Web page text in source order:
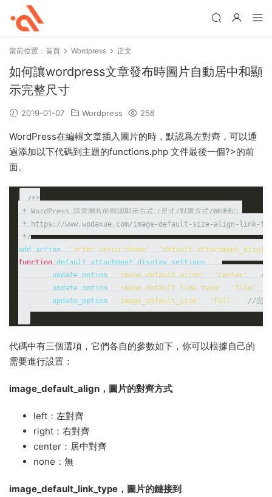
當前位置： 首頁 Wordpress 正文
如何讓wordpress文章發布時圖片自動居中和顯
示完整尺寸
2019-01-07 Wordpress 258
WordPress在編輯文章插入圖片的時，默認爲左對齊，可以通
過添加以下代碼到主題的functions.php 文件最後一個?>的前
面。
/**
* WordPress 設置圖片的默認顯示方式（尺寸/對齊方式/鏈接到）
* https://www.wpdaxue.com/image-default-size-align-link-
*/
add_action ( 'after_setup_theme' ,
function default_attachment_display_settings ()
{
	update_option
( 'image_default_align' , 'center' ); //
	update_option
( 'image_default_link_type' , 'file' );
	update_option
'image_default_size' 'full'
//完整
代碼中有三個選項，它們各自的參數如下，你可以根據自己的
需要進行設置：
image_default_align ，圖片的對齊方式
left：左對齊
right：右對齊
center：居中對齊
none：無
image_default_link_type ，圖片的鏈接到